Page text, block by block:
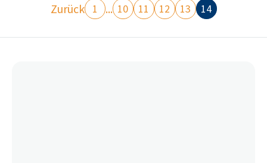
Zurück 1 ... 10 11 12 13 14